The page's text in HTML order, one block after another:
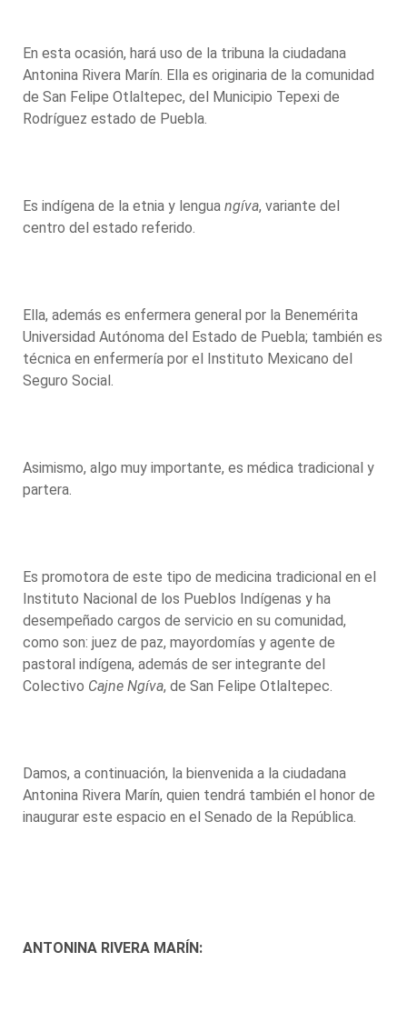
En esta ocasión, hará uso de la tribuna la ciudadana
Antonina Rivera Marín. Ella es originaria de la comunidad
de San Felipe Otlaltepec, del Municipio Tepexi de
Rodríguez estado de Puebla.
Es indígena de la etnia y lengua ngíva, variante del
centro del estado referido.
Ella, además es enfermera general por la Benemérita
Universidad Autónoma del Estado de Puebla; también es
técnica en enfermería por el Instituto Mexicano del
Seguro Social.
Asimismo, algo muy importante, es médica tradicional y
partera.
Es promotora de este tipo de medicina tradicional en el
Instituto Nacional de los Pueblos Indígenas y ha
desempeñado cargos de servicio en su comunidad,
como son: juez de paz, mayordomías y agente de
pastoral indígena, además de ser integrante del
Colectivo Cajne Ngíva, de San Felipe Otlaltepec.
Damos, a continuación, la bienvenida a la ciudadana
Antonina Rivera Marín, quien tendrá también el honor de
inaugurar este espacio en el Senado de la República.
ANTONINA RIVERA MARÍN: